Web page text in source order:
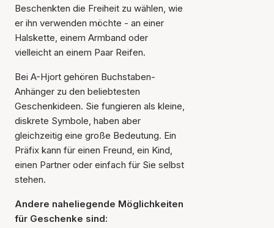
Beschenkten die Freiheit zu wählen, wie
er ihn verwenden möchte - an einer
Halskette, einem Armband oder
vielleicht an einem Paar Reifen.
Bei A-Hjort gehören Buchstaben-
Anhänger zu den beliebtesten
Geschenkideen. Sie fungieren als kleine,
diskrete Symbole, haben aber
gleichzeitig eine große Bedeutung. Ein
Präfix kann für einen Freund, ein Kind,
einen Partner oder einfach für Sie selbst
stehen.
Andere naheliegende Möglichkeiten
für Geschenke sind: